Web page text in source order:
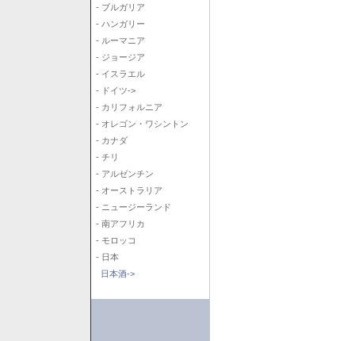
- ブルガリア
- ハンガリー
- ルーマニア
- ジョージア
- イスラエル
- ドイツ->
- カリフォルニア
- オレゴン・ワシントン
- カナダ
- チリ
- アルゼンチン
- オーストラリア
- ニュージーランド
- 南アフリカ
- モロッコ
- 日本
日本酒->